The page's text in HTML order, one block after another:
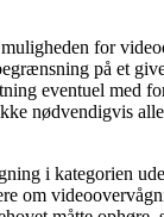
for
på et
eventuel med
nødvendigvis
i kategorien
om